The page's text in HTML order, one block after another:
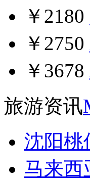
￥2180
￥2750
￥3678
旅游资讯
沈阳桃
马来西